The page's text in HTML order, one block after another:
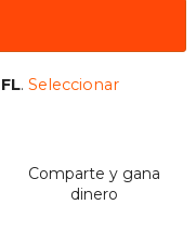
FL.Seleccionar
Comparte y gana
dinero